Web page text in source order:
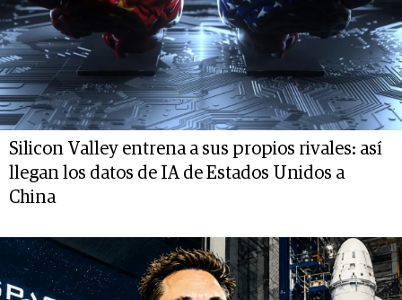
Silicon Valley entrena a sus propios rivales: así
llegan los datos de IA de Estados Unidos a
China